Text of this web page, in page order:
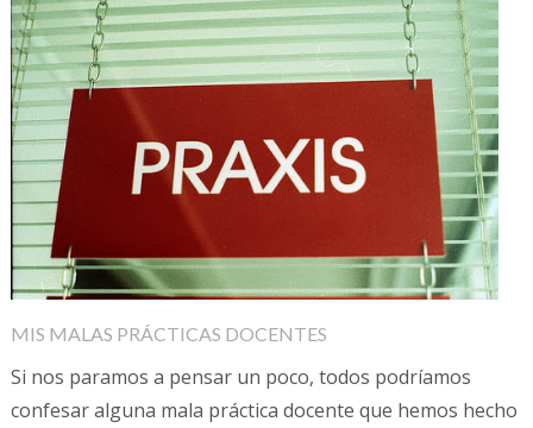
MIS MALAS PRÁCTICAS DOCENTES
Si nos paramos a pensar un poco, todos podríamos
confesar alguna mala práctica docente que hemos hecho